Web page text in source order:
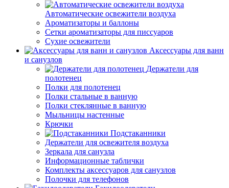
Автоматические освежители воздуха
Ароматизаторы и баллоны
Сетки ароматизаторы для писсуаров
Сухие освежители
Аксессуары для ванн
и санузлов
Держатели для
полотенец
Полки для полотенец
Полки стальные в ванную
Полки стеклянные в ванную
Мыльницы настенные
Крючки
Подстаканники
Держатели для освежителя воздуха
Зеркала для санузла
Информационные таблички
Комплекты аксессуаров для санузлов
Полочки для телефонов